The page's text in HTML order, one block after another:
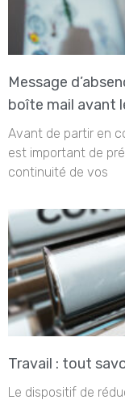
Message
boîte mail avant
Avant de partir en
est important de
continuité de vos
Travail : tout
Le dispositif de